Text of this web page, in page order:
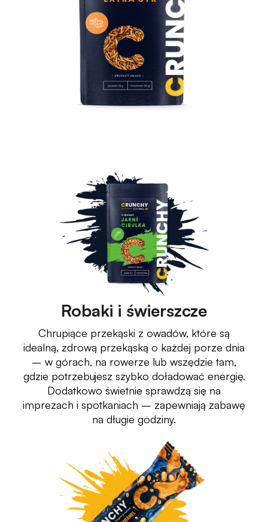
Robaki i świerszcze
Chrupiące przekąski z owadów, które są
idealną, zdrową przekąską o każdej porze dnia
– w górach, na rowerze lub wszędzie tam,
gdzie potrzebujesz szybko doładować energię.
Dodatkowo świetnie sprawdzą się na
imprezach i spotkaniach – zapewniają zabawę
na długie godziny.